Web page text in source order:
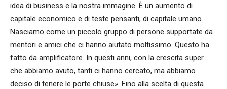
idea di business e la nostra immagine. È un aumento di
capitale economico e di teste pensanti, di capitale umano.
Nasciamo come un piccolo gruppo di persone supportate da
mentori e amici che ci hanno aiutato moltissimo. Questo ha
fatto da amplificatore. In questi anni, con la crescita super
che abbiamo avuto, tanti ci hanno cercato, ma abbiamo
deciso di tenere le porte chiuse». Fino alla scelta di questa